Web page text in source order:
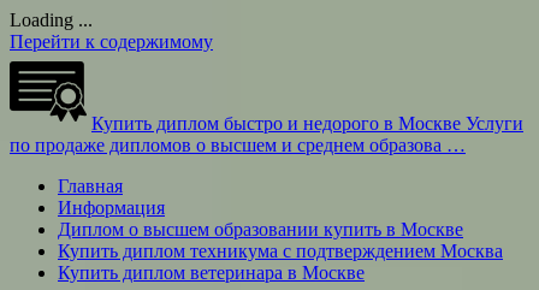
Loading ...
Перейти к содержимому
Купить диплом быстро и недорого в Москве Услуги
по продаже дипломов о высшем и среднем образова …
Главная
Информация
Диплом о высшем образовании купить в Москве
Купить диплом техникума с подтверждением Москва
Купить диплом ветеринара в Москве